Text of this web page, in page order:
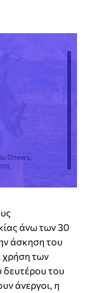
Dnews,
άνω των 30
άσκηση του
χρήση των
δευτέρου του
άνεργοι, η